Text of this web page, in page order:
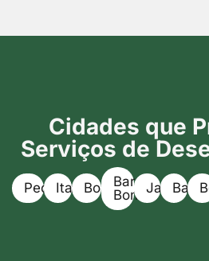
Cidades que
Serviços de
Pederneiras
ItapuíBoracéia
Barra
BonitaJaú Bariri